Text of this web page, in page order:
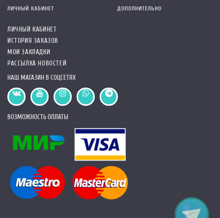
ЛИЧНЫЙ КАБИНЕТ
ЛИЧНЫЙ КАБИНЕТ
ИСТОРИЯ ЗАКАЗОВ
МОИ ЗАКЛАДКИ
РАССЫЛКА НОВОСТЕЙ
ДОПОЛНИТЕЛЬНО
НАШ МАГАЗИН В СОЦСЕТЯХ
ВОЗМОЖНОСТЬ ОПЛАТЫ